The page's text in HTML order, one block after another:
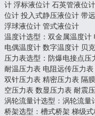
计 浮标液位计 石英管液位计
位计 投入式静压液位计 带
浮球液位计 管式液位计
温度计选型： 双金属温度计
电偶温度计 数字温度计 贝
压力表选型 ： 防爆电接点压
耐温压力表 电阻远传压力表
双针压力表 精密压力表 隔
空压力表 数显压力表 耐震
涡轮流量计选型： 涡轮流量
桥架选型 ： 槽式桥架 梯级式